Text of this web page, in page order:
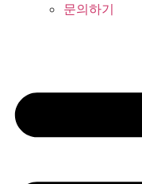
문의하기